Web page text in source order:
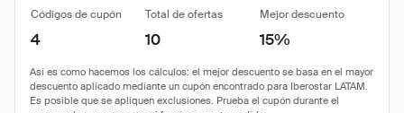
Códigos de cupón Total de ofertas Mejor descuento
4 10 15%